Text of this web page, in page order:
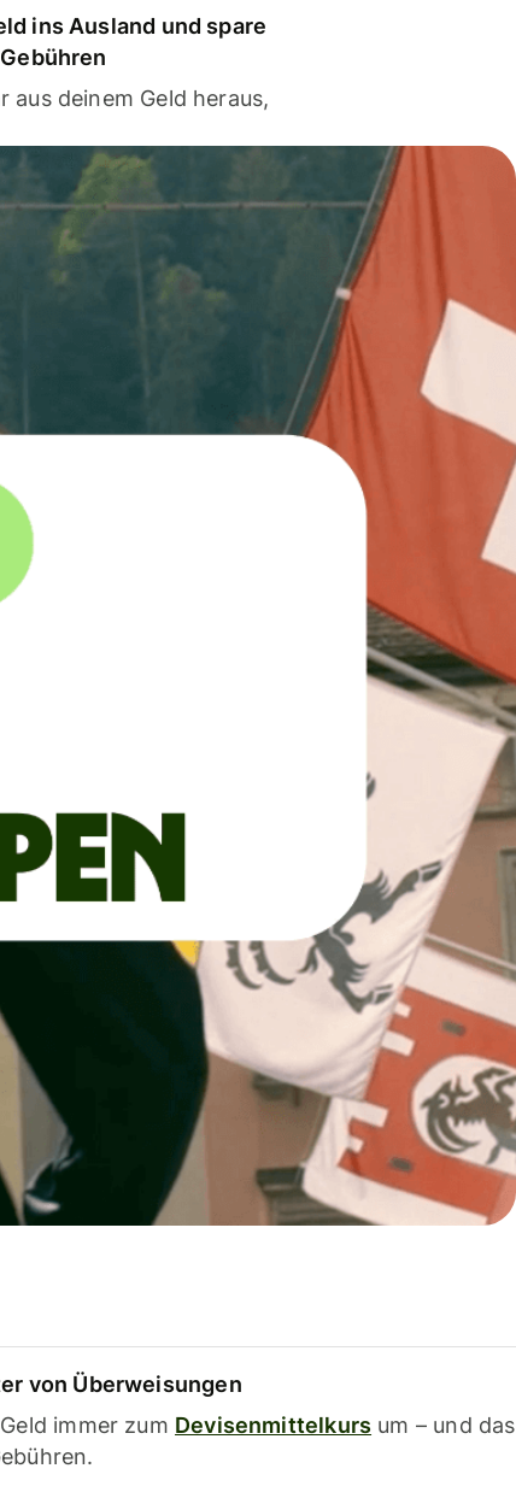
ins Ausland und spare
aus deinem Geld heraus,
von Überweisungen
immer zum Devisenmittelkurs um – und das